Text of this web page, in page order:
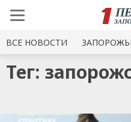
ВСЕ НОВОСТИ
Тег: